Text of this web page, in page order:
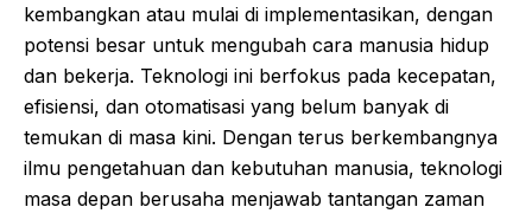
kembangkan atau mulai di implementasikan, dengan
potensi besar untuk mengubah cara manusia hidup
dan bekerja. Teknologi ini berfokus pada kecepatan,
efisiensi, dan otomatisasi yang belum banyak di
temukan di masa kini. Dengan terus berkembangnya
ilmu pengetahuan dan kebutuhan manusia, teknologi
masa depan berusaha menjawab tantangan zaman